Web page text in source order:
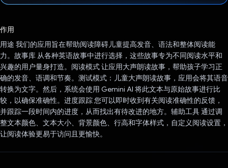
作用
用途 我们的应用旨在帮助阅读障碍儿童提高发音、语法和整体阅读能
力。故事库 从各种英语故事中进行选择，这些故事专为不同阅读水平和
兴趣的用户量身打造。阅读模式 让应用大声朗读故事，帮助孩子学习正
确的发音、语调和节奏。测试模式：儿童大声朗读故事，应用会将其语音
转换为文字。然后，系统会使用 Gemini AI 将此文本与原始故事进行比
较，以确保准确性。进度跟踪 您可以即时收到有关阅读准确性的反馈，
并跟踪一段时间内的进度，从而找出有待改进的地方。辅助工具 通过调
整文本颜色、文本大小、背景颜色、行高和字体样式，自定义阅读设置，
让阅读体验更易于访问且更愉快。